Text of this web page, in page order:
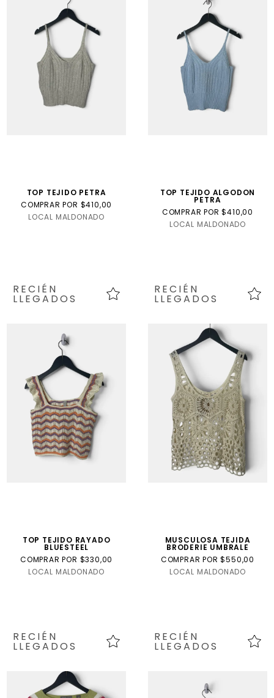
TOP TEJIDO PETRA
COMPRAR POR $410,00
LOCAL MALDONADO
TOP TEJIDO ALGODON
PETRA
COMPRAR POR $410,00
LOCAL MALDONADO
RECIÉN
LLEGADOS
TOP TEJIDO RAYADO
BLUESTEEL
COMPRAR POR $330,00
LOCAL MALDONADO
RECIÉN
LLEGADOS
MUSCULOSA TEJIDA
BRODERIE UMBRALE
COMPRAR POR $550,00
LOCAL MALDONADO
RECIÉN
LLEGADOS
RECIÉN
LLEGADOS